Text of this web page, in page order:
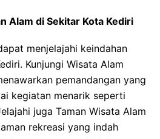
Alam di Sekitar Kota Kediri
menjelajahi keindahan
Kunjungi Wisata Alam
pemandangan yang
kegiatan menarik seperti
juga Taman Wisata Alam
rekreasi yang indah